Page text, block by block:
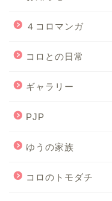
４コロマンガ
コロとの日常
ギャラリー
PJP
ゆうの家族
コロのトモダチ